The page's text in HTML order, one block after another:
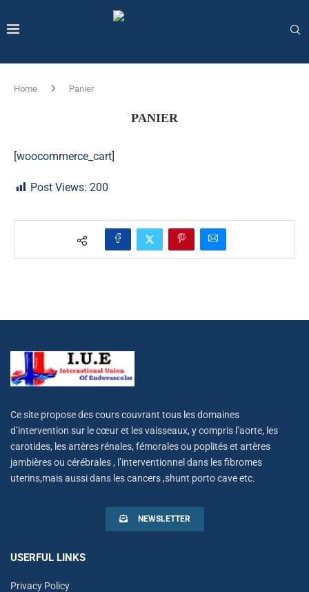
Home Panier
PANIER
[woocommerce_cart]
Post Views: 200
Ce site propose des cours couvrant tous les domaines
d’intervention sur le cœur et les vaisseaux, y compris l’aorte, les
carotides, les artères rénales, fémorales ou poplités et artères
jambières ou cérébrales , l’interventionnel dans les fibromes
uterins,mais aussi dans les cancers ,shunt porto cave etc.
NEWSLETTER
USERFUL LINKS
Privacy Policy